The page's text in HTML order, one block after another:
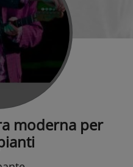
moderna per